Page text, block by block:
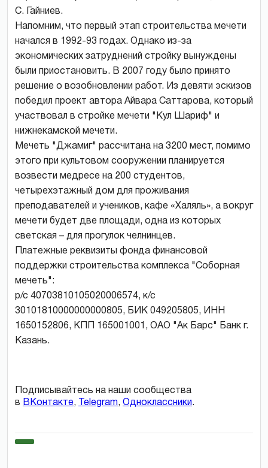
С. Гайниев.
Напомним, что первый этап строительства мечети
начался в 1992-93 годах. Однако из-за
экономических затруднений стройку вынуждены
были приостановить. В 2007 году было принято
решение о возобновлении работ. Из девяти эскизов
победил проект автора Айвара Саттарова, который
участвовал в стройке мечети "Кул Шариф" и
нижнекамской мечети.
Мечеть "Джамиг" рассчитана на 3200 мест, помимо
этого при культовом сооружении планируется
возвести медресе на 200 студентов,
четырехэтажный дом для проживания
преподавателей и учеников, кафе «Халяль», а вокруг
мечети будет две площади, одна из которых
светская – для прогулок челнинцев.
Платежные реквизиты фонда финансовой
поддержки строительства комплекса "Соборная
мечеть":
р/с 40703810105020006574, к/с
30101810000000000805, БИК 049205805, ИНН
1650152806, КПП 165001001, ОАО "Ак Барс" Банк г.
Казань.
Подписывайтесь на наши сообщества
в ВКонтакте, Telegram, Одноклассники.